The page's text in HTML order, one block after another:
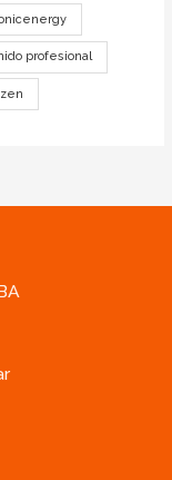
profesional
zen